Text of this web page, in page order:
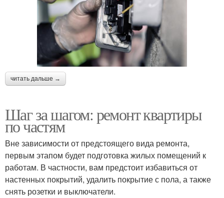
читать дальше →
Шаг за шагом: ремонт квартиры
по частям
Вне зависимости от предстоящего вида ремонта,
первым этапом будет подготовка жилых помещений к
работам. В частности, вам предстоит избавиться от
настенных покрытий, удалить покрытие с пола, а также
снять розетки и выключатели.